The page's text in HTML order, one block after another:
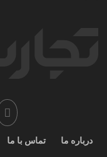
درباره ما تماس با ما